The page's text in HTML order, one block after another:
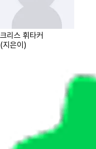
크리스 휘타커
(지은이 )